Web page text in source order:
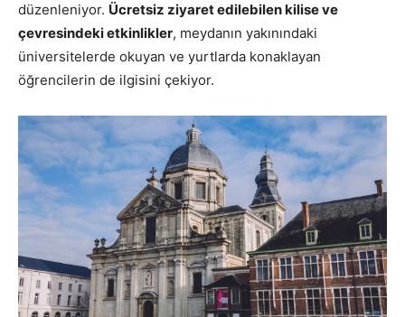
düzenleniyor. Ücretsiz ziyaret edilebilen kilise ve
çevresindeki etkinlikler, meydanın yakınındaki
üniversitelerde okuyan ve yurtlarda konaklayan
öğrencilerin de ilgisini çekiyor.